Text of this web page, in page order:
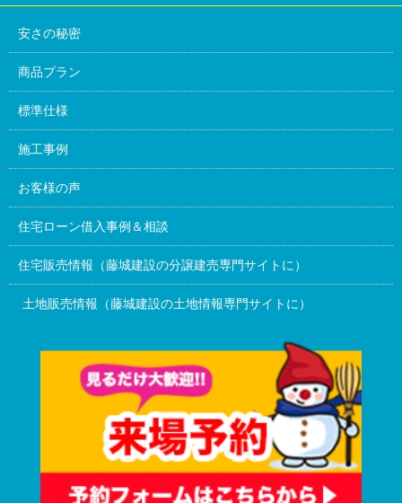
安さの秘密
商品プラン
標準仕様
施工事例
お客様の声
住宅ローン借入事例＆相談
住宅販売情報（藤城建設の分譲建売専門サイトに）
土地販売情報（藤城建設の土地情報専門サイトに）